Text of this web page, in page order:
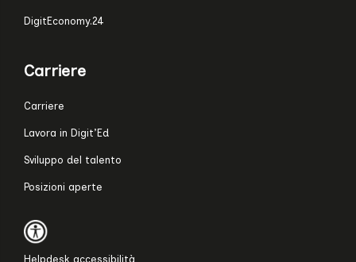
DigitEconomy.24
Carriere
Carriere
Lavora in Digit’Ed
Sviluppo del talento
Posizioni aperte
Helpdesk accessibilità